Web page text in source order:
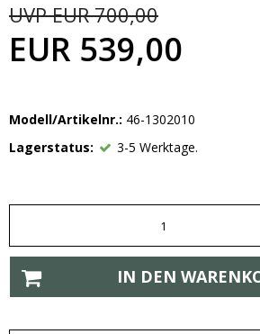
EUR 539,00
UVP EUR 700,00
Modell/Artikelnr.: 46-1302010
Lagerstatus:
3-5 Werktage.
IN DEN